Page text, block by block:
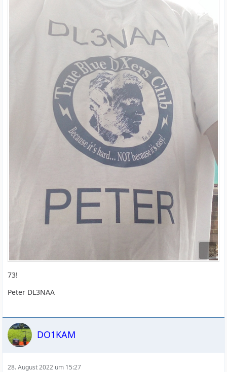
73!
Peter DL3NAA
DO1KAM
28. August 2022 um 15:27